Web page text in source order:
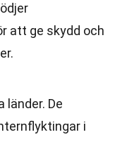
att ge skydd och
länder. De
i